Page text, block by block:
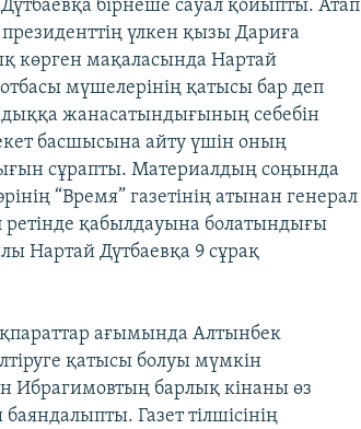
бірнеше сауал қойыпты. Атап
үлкен қызы Дариға
көрген мақаласында Нартай
мүшелерінің қатысы бар деп
жанасатындығының себебін
басшысына айту үшін оның
сұрапты. Материалдың соңында
“Время” газетінің атынан генерал
қабылдауына болатындығы
Нартай Дүтбаевқа 9 сұрақ
ағымында Алтынбек
қатысы болуы мүмкін
Ибрагимовтың барлық кінаны өз
Газет тілшісінің